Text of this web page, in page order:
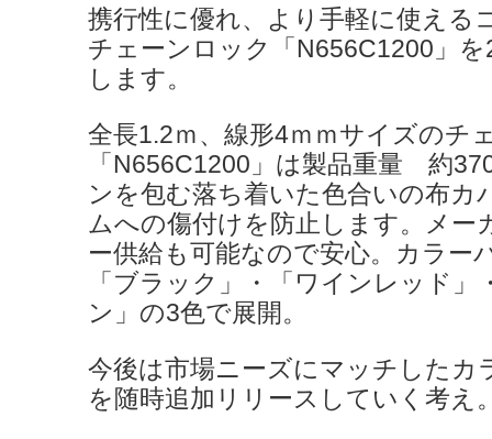
携行性に優れ、より手軽に使える
チェーンロック「N656C1200」
します。
全長1.2ｍ、線形4ｍｍサイズのチ
「N656C1200」は製品重量 約
ンを包む落ち着いた色合いの布カ
ムへの傷付けを防止します。メー
ー供給も可能なので安心。カラー
「ブラック」・「ワインレッド
ン」の3色で展開。
今後は市場ニーズにマッチしたカ
を随時追加リリースしていく考え